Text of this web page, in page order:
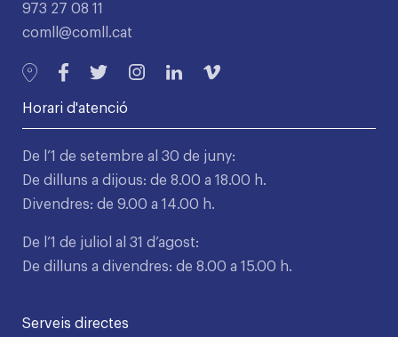
973 27 08 11
comll@comll.cat
Horari d'atenció
De l’1 de setembre al 30 de juny:
De dilluns a dijous: de 8.00 a 18.00 h.
Divendres: de 9.00 a 14.00 h.
De l’1 de juliol al 31 d’agost:
De dilluns a divendres: de 8.00 a 15.00 h.
Serveis directes